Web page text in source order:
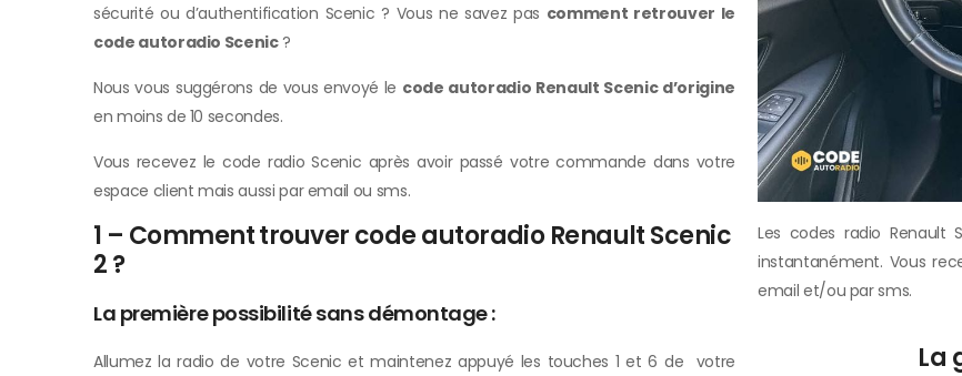
sécurité ou d’authentification Scenic ? Vous ne savez pas comment retrouver le
code autoradio Scenic?
Nous vous suggérons de vous envoyé le code autoradio Renault Scenic d’origine
en moins de 10 secondes.
Vous recevez le code radio Scenic après avoir passé votre commande dans votre
espace client mais aussi par email ou sms.
1 – Comment trouver code autoradio Renault Scenic
2 ?
La première possibilité sans démontage :
Allumez la radio de votre Scenic et maintenez appuyé les touches 1 et 6 de votre
Les codes radio
instantanément. Vous
email et/ou par sms.
La